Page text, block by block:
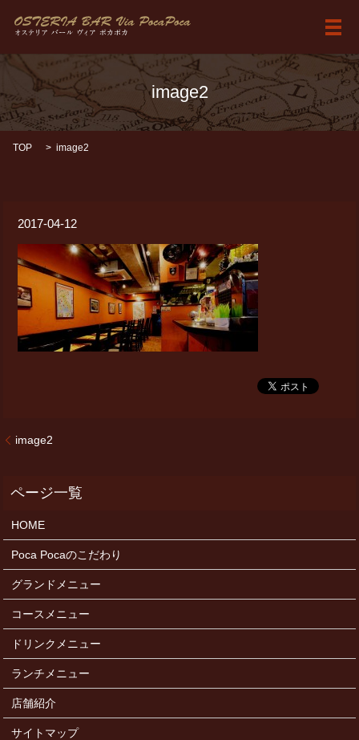
メ
image2
TOP image2
2017-04-12
image2
HOME
Poca Pocaのこだわり
グランドメニュー
コースメニュー
ドリンクメニュー
ランチメニュー
店舗紹介
サイトマップ